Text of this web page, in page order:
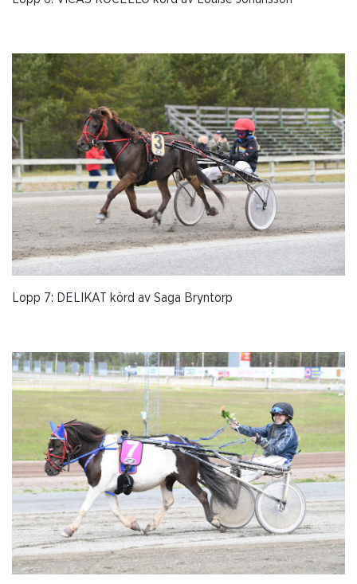
Lopp 7: DELIKAT körd av Saga Bryntorp